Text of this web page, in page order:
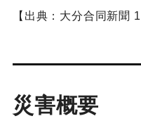
【出典：大分合同新聞
災害概要